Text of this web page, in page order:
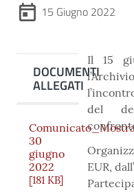
15 Giugno 2022
DOCUMENTI
ALLEGATI
30
giugno
2022
[181 KB]
Il 15
del
EUR,